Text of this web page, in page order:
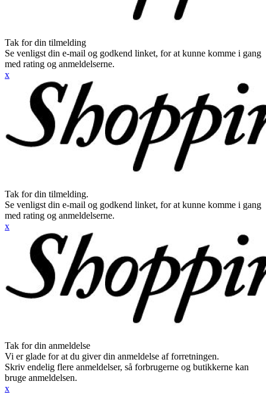
Tak for din tilmelding
Se venligst din e-mail og godkend linket, for at kunne komme i gang
med rating og anmeldelserne.
x
Tak for din tilmelding.
Se venligst din e-mail og godkend linket, for at kunne komme i gang
med rating og anmeldelserne.
x
Tak for din anmeldelse
Vi er glade for at du giver din anmeldelse af forretningen.
Skriv endelig flere anmeldelser, så forbrugerne og butikkerne kan
bruge anmeldelsen.
x